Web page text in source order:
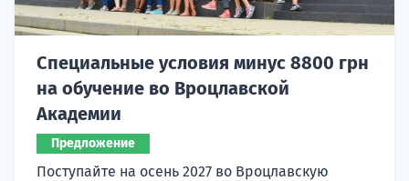
Специальные условия минус 8800 грн
на обучение во Вроцлавской
Академии
Предложение
Поступайте на осень 2027 во Вроцлавскую